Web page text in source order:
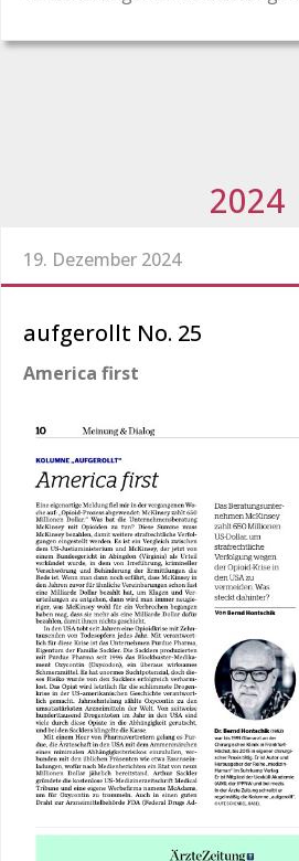
2024
19. Dezember 2024
aufgerollt No. 25
America first